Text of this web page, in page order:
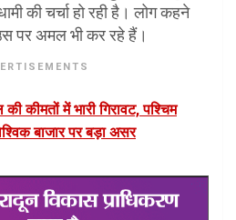
की चर्चा हो रही है। लोग कहने
पर अमल भी कर रहे हैं।
कीमतों में भारी गिरावट, पश्चिम
बाजार पर बड़ा असर